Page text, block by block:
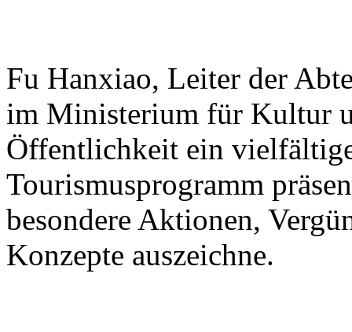
Fu Hanxiao, Leiter der
im Ministerium für Kultur
Öffentlichkeit ein
Tourismusprogramm
besondere Aktionen,
Konzepte auszeichne.